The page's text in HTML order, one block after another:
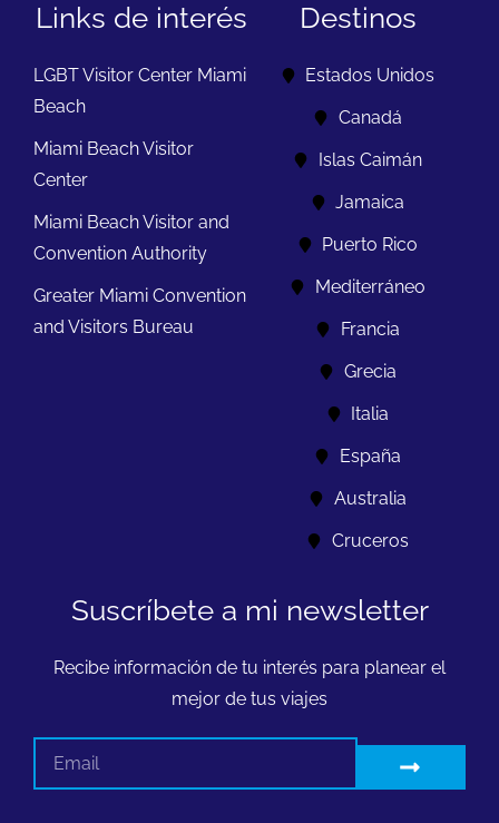
Links de interés
LGBT Visitor Center Miami
Beach
Miami Beach Visitor
Center
Miami Beach Visitor and
Convention Authority
Greater Miami Convention
and Visitors Bureau
Destinos
Estados Unidos
Canadá
Islas Caimán
Jamaica
Puerto Rico
Mediterráneo
Francia
Grecia
Italia
España
Australia
Cruceros
Suscríbete a mi newsletter
Recibe información de tu interés para planear el
mejor de tus viajes